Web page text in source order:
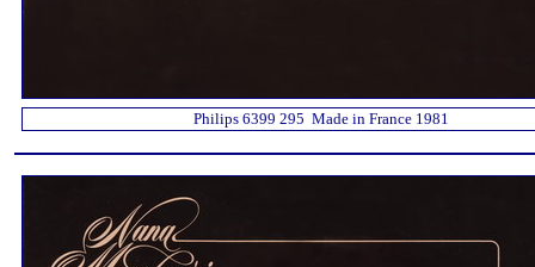
Philips 6399 295 Made in France 1981